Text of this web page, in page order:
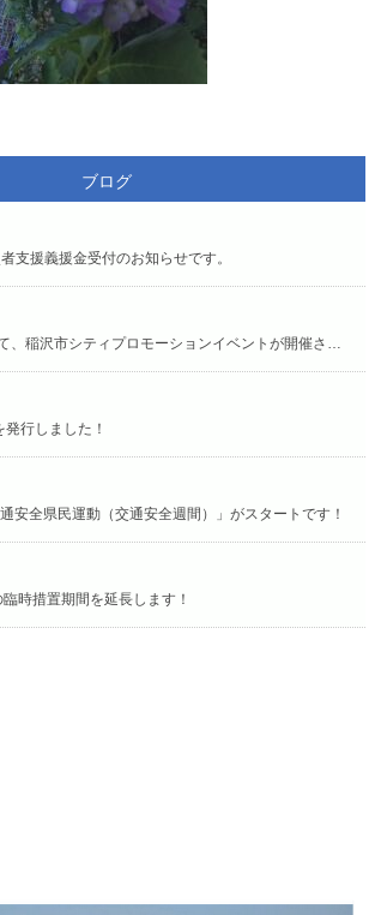
ブログ
支援義援金受付のお知らせです。
市シティプロモーションイベントが開催されています（7/27〜8/2）
行しました！
安全県民運動（交通安全週間）」がスタートです！
時措置期間を延長します！